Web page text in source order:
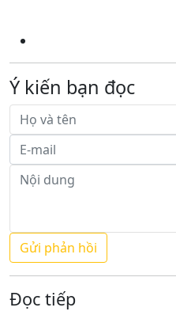
Ý kiến bạn đọc
Đọc tiếp